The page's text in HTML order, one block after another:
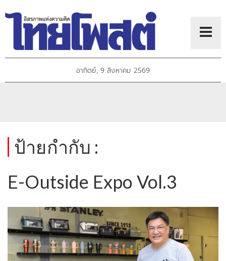
อาทิตย์, 9 สิงหาคม 2569
ป้ายกำกับ :
E-Outside Expo Vol.3